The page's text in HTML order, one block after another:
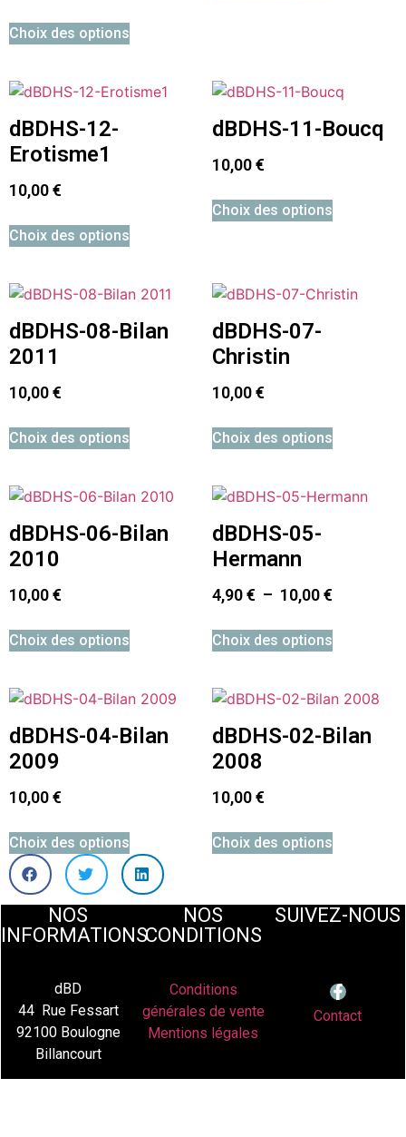
Choix des options
dBDHS-12-
Erotisme1
10,00€
Choix des options
dBDHS-11-Boucq
10,00€
Choix des options
dBDHS-08-Bilan
2011
10,00€
Choix des options
dBDHS-07-
Christin
10,00€
Choix des options
dBDHS-06-Bilan
2010
10,00€
Choix des options
dBDHS-05-
Hermann
4,90€ – 10,00€
Choix des options
dBDHS-04-Bilan
2009
10,00€
Choix des options
dBDHS-02-Bilan
2008
10,00€
Choix des options
NOS
INFORMATIONS
dBD
44 Rue Fessart
92100 Boulogne
Billancourt
NOS
CONDITIONS
Conditions
générales de vente
Mentions légales
SUIVEZ-NOUS
Contact